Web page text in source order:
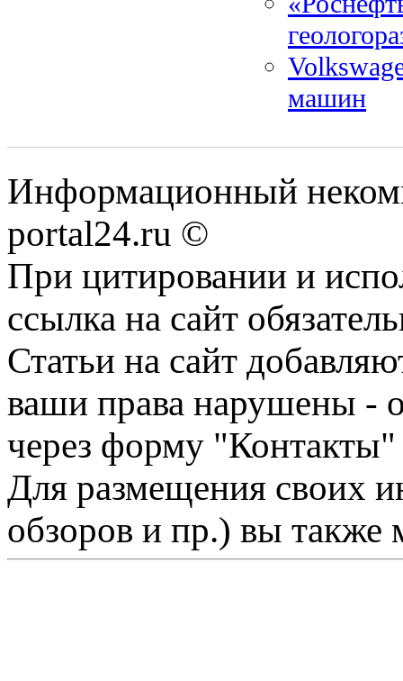
машин
Информационный
portal24.ru ©
При цитировании и
ссылка на сайт
Статьи на сайт
ваши права нарушены -
через форму "Контакты"
Для размещения своих
обзоров и пр.) вы также